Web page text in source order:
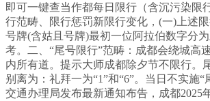
即可一键查当作都每日限行（含沉污染限
行范畴、限行惩罚新限行变化，(一)上述
号牌(含姑且号牌)最初一位阿拉伯数字分
考。二、“尾号限行”范畴：成都会绕城高
内所有道。提示大师成都除夕节不限行。
别离为：礼拜一为“1”和“6”。当日不实施“
交通办理局发布最新通知布告，成都2025